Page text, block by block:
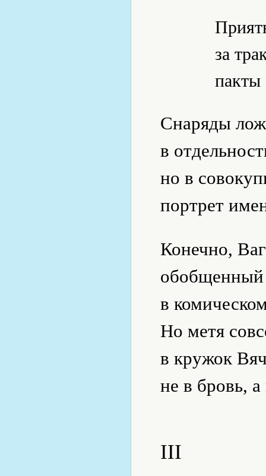
за
пакты
Снаряды
в
но в
портрет
Конечно,
обобщенный
в
Но метя
в кружок
не в бровь, а
III